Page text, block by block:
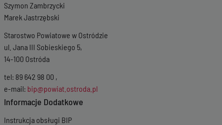
Szymon Zambrzycki
Marek Jastrzębski
Starostwo Powiatowe w Ostródzie
ul. Jana III Sobieskiego 5,
14-100 Ostróda
tel: 89 642 98 00 ,
e-mail: bip@powiat.ostroda.pl
Informacje Dodatkowe
Instrukcja obsługi BIP